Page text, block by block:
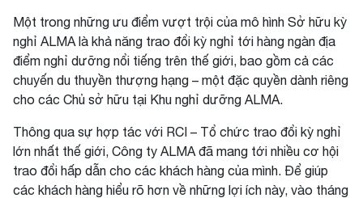
Một trong những ưu điểm vượt trội của mô hình Sở hữu kỳ
nghỉ ALMA là khả năng trao đổi kỳ nghỉ tới hàng ngàn địa
điểm nghỉ dưỡng nổi tiếng trên thế giới, bao gồm cả các
chuyến du thuyền thượng hạng – một đặc quyền dành riêng
cho các Chủ sở hữu tại Khu nghỉ dưỡng ALMA.
Thông qua sự hợp tác với RCI – Tổ chức trao đổi kỳ nghỉ
lớn nhất thế giới, Công ty ALMA đã mang tới nhiều cơ hội
trao đổi hấp dẫn cho các khách hàng của mình. Để giúp
các khách hàng hiểu rõ hơn về những lợi ích này, vào tháng